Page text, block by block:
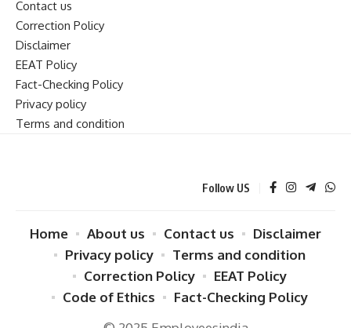
Contact us
Correction Policy
Disclaimer
EEAT Policy
Fact-Checking Policy
Privacy policy
Terms and condition
Follow US
Home About us Contact us
Disclaimer
Privacy policy
Terms and condition
Correction Policy
EEAT Policy
Code of Ethics
Fact-Checking Policy